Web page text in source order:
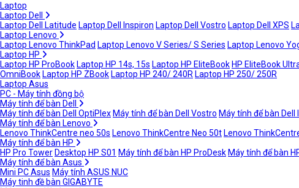
Laptop
Laptop Dell
Laptop Dell Latitude Laptop Dell Inspiron Laptop Dell Vostro Laptop Dell XPS
Laptop Lenovo
Laptop Lenovo ThinkPad Laptop Lenovo V Series/ S Series Laptop Lenovo
Laptop HP
Laptop HP ProBook Laptop HP 14s, 15s Laptop HP EliteBook HP EliteBook
OmniBook Laptop HP ZBook Laptop HP 240/ 240R Laptop HP 250/ 250R
Laptop Asus
PC - Máy tính đồng bộ
Máy tính để bàn Dell
Máy tính để bàn Dell OptiPlex Máy tính để bàn Dell Vostro Máy tính để bàn Dell
Máy tính để bàn Lenovo
Lenovo ThinkCentre neo 50s Lenovo ThinkCentre Neo 50t Lenovo
Máy tính để bàn HP
HP Pro Tower Desktop HP S01 Máy tính để bàn HP ProDesk Máy tính để bàn
Máy tính để bàn Asus
Mini PC Asus Máy tính ASUS NUC
Máy tinh đề bàn GIGABYTE